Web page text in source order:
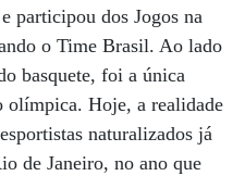
participou dos Jogos na
o Time Brasil. Ao lado
basquete, foi a única
olímpica. Hoje, a realidade
naturalizados já
de Janeiro, no ano que